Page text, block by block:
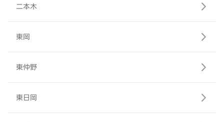
二本木
東岡
東仲野
東日岡